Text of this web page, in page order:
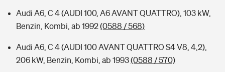
Audi A6, C 4 (AUDI 100, A6 AVANT QUATTRO), 103 kW,
Benzin, Kombi, ab 1992(0588 / 568)
Audi A6, C 4 (AUDI 100 AVANT QUATTRO S4 V8, 4,2),
206 kW, Benzin, Kombi, ab 1993(0588 / 570)